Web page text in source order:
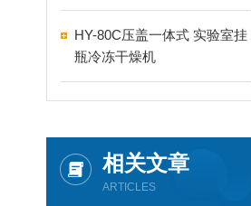
HY-80C压盖一体式 实验室挂
瓶冷冻干燥机
相关文章
ARTICLES